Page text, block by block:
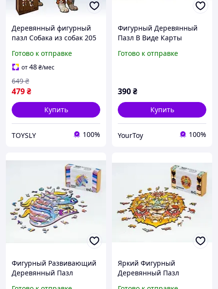
Деревянный фигурный
пазл Собака из собак 205
Головоломка для детей и
взрослых в деревянной
коробке
Готово к отправке
от48₴/мес
479₴
649 ₴
Купить
TOYSLY 100%
Фигурный Деревянный
Пазл В Виде Карты
Деталей | YourToy
Готово к отправке
390₴
Купить
YourToy 100%
Фигурный Развивающий
Деревянный Пазл
Яркий Фигурный
Деревянный Пазл